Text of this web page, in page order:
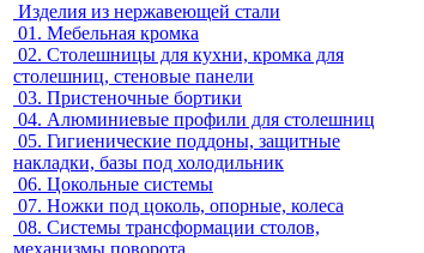
Изделия из нержавеющей стали
01. Мебельная кромка
02. Столешницы для кухни, кромка для
столешниц, стеновые панели
03. Пристеночные бортики
04. Алюминиевые профили для столешниц
05. Гигиенические поддоны, защитные
накладки, базы под холодильник
06. Цокольные системы
07. Ножки под цоколь, опорные, колеса
08. Системы трансформации столов,
механизмы поворота